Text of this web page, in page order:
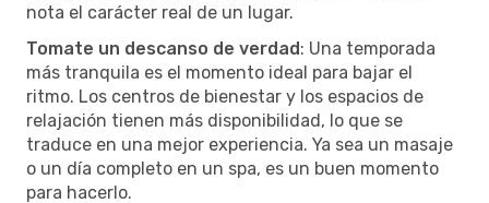
nota el carácter real de un lugar.
Tomate un descanso de verdad: Una temporada
más tranquila es el momento ideal para bajar el
ritmo. Los centros de bienestar y los espacios de
relajación tienen más disponibilidad, lo que se
traduce en una mejor experiencia. Ya sea un masaje
o un día completo en un spa, es un buen momento
para hacerlo.